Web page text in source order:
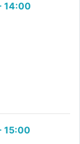
14:00
15:00